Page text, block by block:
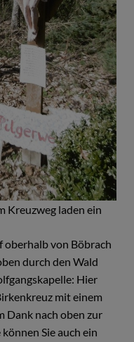
Kreuzweg laden ein
oberhalb von Böbrach
durch den Wald
Hier
mit einem
Dank nach oben zur
Sie auch ein